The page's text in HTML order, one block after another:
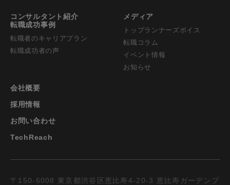
コンサルタント紹介
転職成功事例
転職者のキャリアプラン
転職成功者の声
メディア
トップランナーズボイス
転職コラム
イベント情報
お知らせ
会社概要
採用情報
お問い合わせ
TechReach
〒150-6008 東京都渋谷区恵比寿4-20-3 恵比寿ガーデンプ